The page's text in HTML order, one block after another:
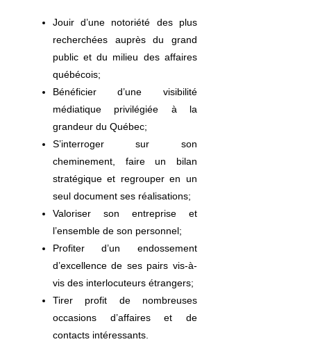
Jouir d’une notoriété des plus
recherchées auprès du grand
public et du milieu des affaires
québécois;
Bénéficier d’une visibilité
médiatique privilégiée à la
grandeur du Québec;
S’interroger sur son
cheminement, faire un bilan
stratégique et regrouper en un
seul document ses réalisations;
Valoriser son entreprise et
l’ensemble de son personnel;
Profiter d’un endossement
d’excellence de ses pairs vis-à-
vis des interlocuteurs étrangers;
Tirer profit de nombreuses
occasions d’affaires et de
contacts intéressants.